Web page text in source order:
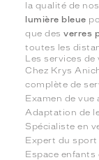
la qualité de
lumière bleue
que desverres
toutes les
Les services
Chez Krys
complète de
Examen de vue
Adaptation de
Spécialiste en
Expert du sport
Espace enfants